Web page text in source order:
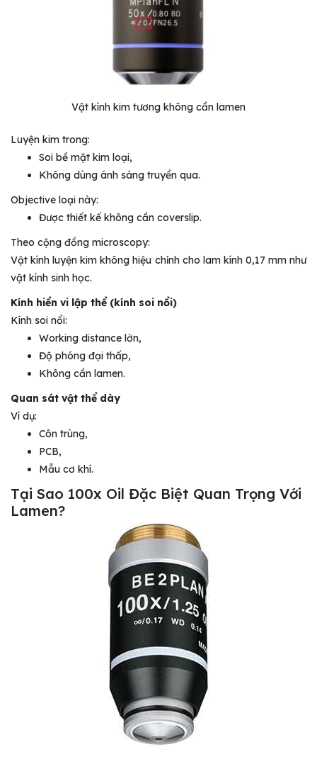
Vật kính kim tương không cần lamen
Luyện kim trong:
Soi bề mặt kim loại,
Không dùng ánh sáng truyền qua.
Objective loại này:
Được thiết kế không cần coverslip.
Theo cộng đồng microscopy:
Vật kính luyện kim không hiệu chỉnh cho lam kính 0,17 mm như
vật kính sinh học.
Kính hiển vi lập thể (kính soi nổi)
Kính soi nổi:
Working distance lớn,
Độ phóng đại thấp,
Không cần lamen.
Quan sát vật thể dày
Ví dụ:
Côn trùng,
PCB,
Mẫu cơ khí.
Tại Sao 100x Oil Đặc Biệt Quan Trọng Với
Lamen?